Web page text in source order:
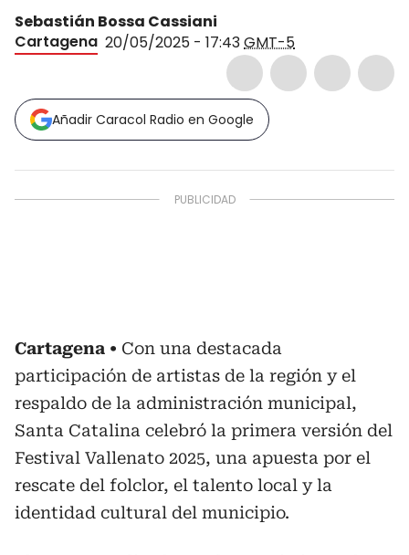
Sebastián Bossa Cassiani
Cartagena 20/05/2025 - 17:43GMT-5
Añadir Caracol Radio en Google
Cartagena
Con una destacada
participación de artistas de la región y el
respaldo de la administración municipal,
Santa Catalina celebró la primera versión del
Festival Vallenato 2025, una apuesta por el
rescate del folclor, el talento local y la
identidad cultural del municipio.